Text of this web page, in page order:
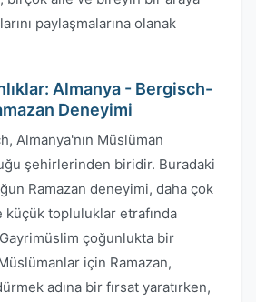
paylaşmalarına olanak
Almanya - Bergisch-
Deneyimi
Almanya'nın Müslüman
şehirlerinden biridir. Buradaki
Ramazan deneyimi, daha çok
topluluklar etrafında
çoğunlukta bir
için Ramazan,
adına bir fırsat yaratırken,